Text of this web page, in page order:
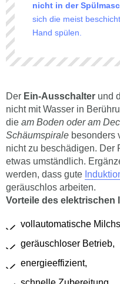
nicht in der
sich die meist
Hand spülen.
Der Ein-Ausschalter und
nicht mit Wasser in
die am Boden oder am
Schäumspirale besonders
nicht zu beschädigen. Der
etwas umständlich.
werden, dass gute
geräuschlos arbeiten.
Vorteile des
vollautomatische
geräuschloser Betrieb,
energieeffizient,